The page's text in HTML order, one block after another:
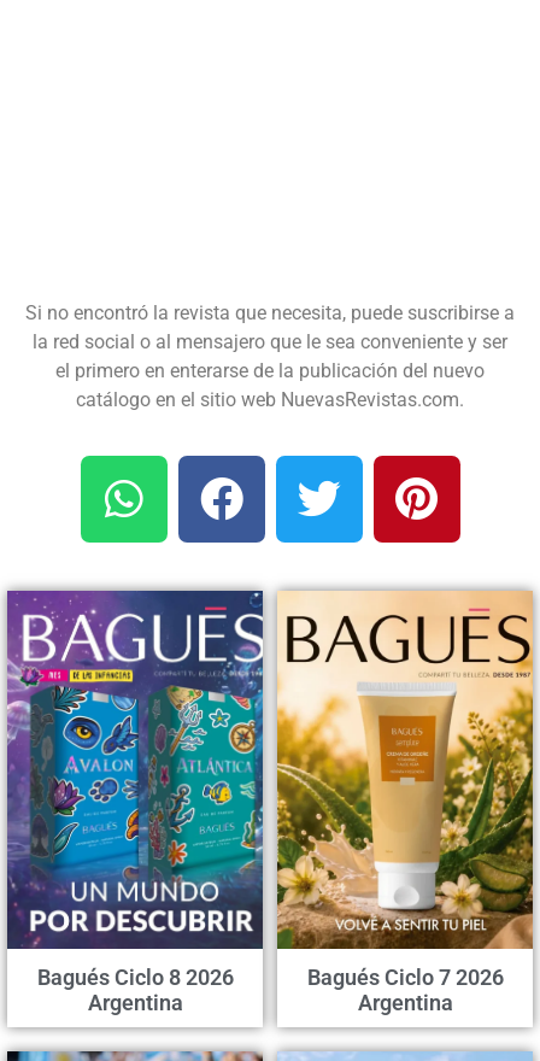
Si no encontró la revista que necesita, puede suscribirse a
la red social o al mensajero que le sea conveniente y ser
el primero en enterarse de la publicación del nuevo
catálogo en el sitio web NuevasRevistas.com.
Bagués Ciclo 8 2026
Argentina
Bagués Ciclo 7 2026
Argentina